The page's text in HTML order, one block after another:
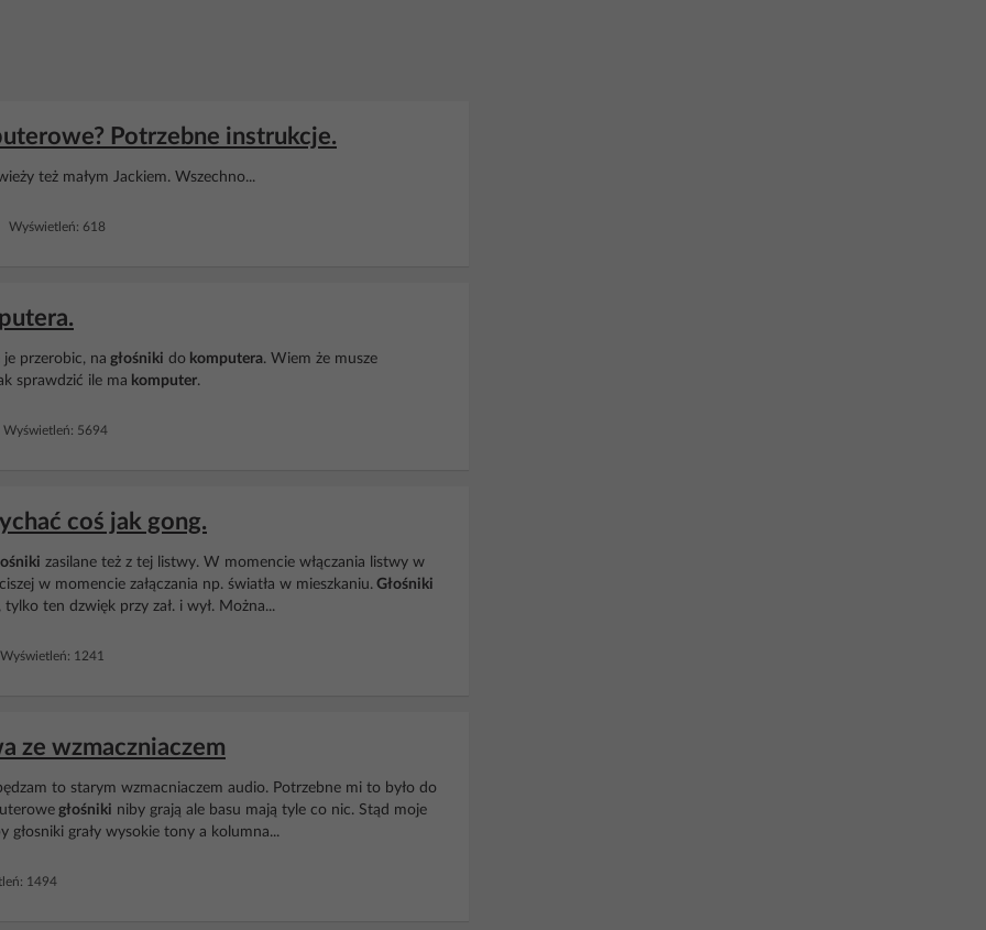
Potrzebne instrukcje.
też małym Jackiem. Wszechno...
618
je przerobic, na głośniki do komputera. Wiem że musze
sprawdzić ile ma komputer.
5694
coś jak gong.
zasilane też z tej listwy. W momencie włączania listwy w
w momencie załączania np. światła w mieszkaniu. Głośniki
ten dzwięk przy zał. i wył. Można...
1241
ze wzmaczniaczem
to starym wzmacniaczem audio. Potrzebne mi to było do
głośniki niby grają ale basu mają tyle co nic. Stąd moje
grały wysokie tony a kolumna...
1494